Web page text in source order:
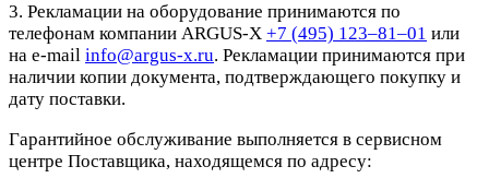
3. Рекламации на оборудование принимаются по
телефонам компании ARGUS-X +7 (495) 123–81–01 или
на e-mail info@argus-x.ru. Рекламации принимаются при
наличии копии документа, подтверждающего покупку и
дату поставки.
Гарантийное обслуживание выполняется в сервисном
центре Поставщика, находящемся по адресу: